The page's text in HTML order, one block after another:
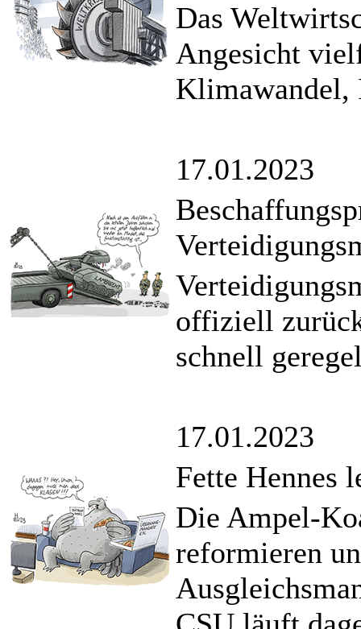
Das
Angesicht
Klimawandel,
17.01.2023
offiziell
schnell
17.01.2023
Fette Hennes
Die Ampel-
reformieren